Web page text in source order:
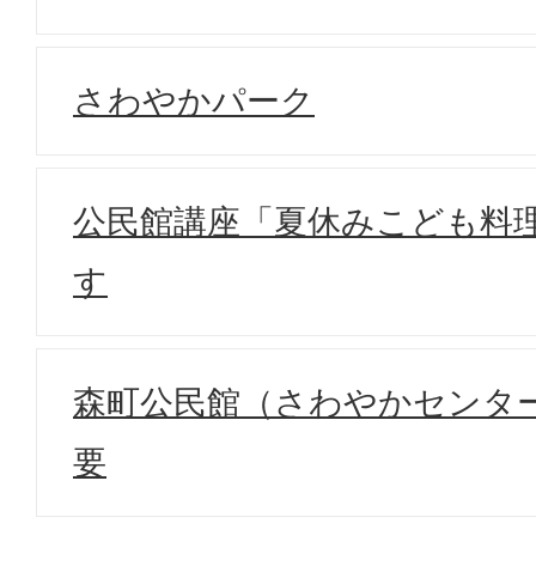
さわやかパーク
公民館講座「夏休みこども料
す
森町公民館（さわやかセンタ
要